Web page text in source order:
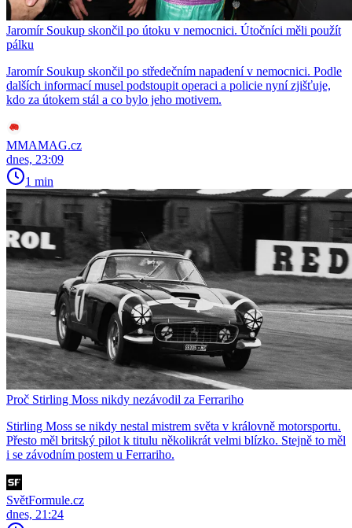
Jaromír Soukup skončil po útoku v nemocnici. Útočníci měli použít
pálku
Jaromír Soukup skončil po středečním napadení v nemocnici. Podle
dalších informací musel podstoupit operaci a policie nyní zjišťuje,
kdo za útokem stál a co bylo jeho motivem.
MMAMAG.cz
dnes, 23:09
1 min
Proč Stirling Moss nikdy nezávodil za Ferrariho
Stirling Moss se nikdy nestal mistrem světa v královně motorsportu.
Přesto měl britský pilot k titulu několikrát velmi blízko. Stejně to měl
i se závodním postem u Ferrariho.
SvětFormule.cz
dnes, 21:24